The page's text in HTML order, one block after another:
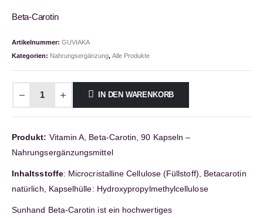
Beta-Carotin
Artikelnummer: GUVIAKA
Kategorien: Nahrungsergänzung, Alle Produkte
IN DEN WARENKORB
Produkt: Vitamin A, Beta-Carotin, 90 Kapseln –
Nahrungsergänzungsmittel
Inhaltsstoffe: Microcristalline Cellulose (Füllstoff), Betacarotin
natürlich, Kapselhülle: Hydroxypropylmethylcellulose
Sunhand Beta-Carotin ist ein hochwertiges